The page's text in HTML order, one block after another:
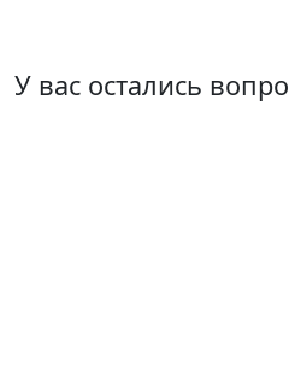
У вас остались